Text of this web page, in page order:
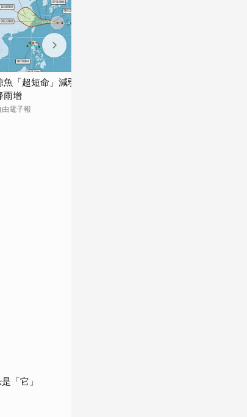
魚「超短命」減弱降級 白海豚逼近明晚
雨增
由電子報
「它」